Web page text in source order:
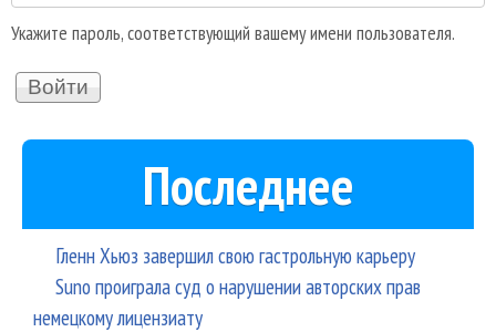
Укажите пароль, соответствующий вашему имени пользователя.
Последнее
Гленн Хьюз завершил свою гастрольную карьеру
Suno проиграла суд о нарушении авторских прав
немецкому лицензиату